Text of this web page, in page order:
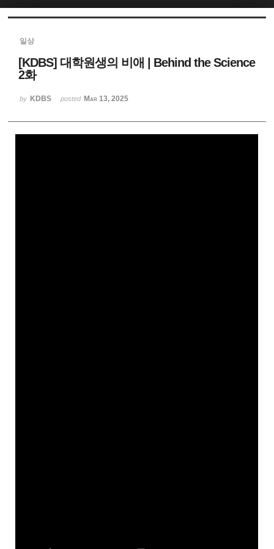
일상
[KDBS] 대학원생의 비애 | Behind the Science
2화
by KDBS posted Mar 13, 2025
Sketchbook5, 스케치북5
Sketchbook5, 스케치북5